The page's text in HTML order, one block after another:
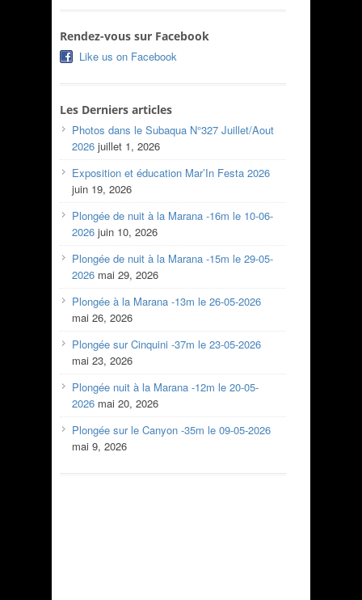
Rendez-vous sur Facebook
Like us on Facebook
Les Derniers articles
Photos dans le Subaqua N°327 Juillet/Aout
2026 juillet 1, 2026
Exposition et éducation Mar’In Festa 2026
juin 19, 2026
Plongée de nuit à la Marana -16m le 10-06-
2026 juin 10, 2026
Plongée de nuit à la Marana -15m le 29-05-
2026 mai 29, 2026
Plongée à la Marana -13m le 26-05-2026
mai 26, 2026
Plongée sur Cinquini -37m le 23-05-2026
mai 23, 2026
Plongée nuit à la Marana -12m le 20-05-
2026 mai 20, 2026
Plongée sur le Canyon -35m le 09-05-2026
mai 9, 2026